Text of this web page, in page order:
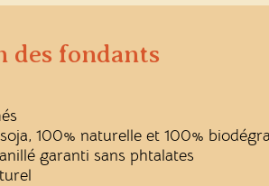
des fondants
100% naturelle et 100%
garanti sans phtalates